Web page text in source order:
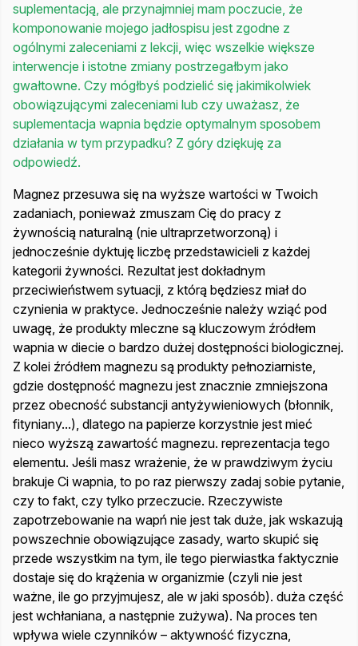
suplementacją, ale przynajmniej mam poczucie, że
komponowanie mojego jadłospisu jest zgodne z
ogólnymi zaleceniami z lekcji, więc wszelkie większe
interwencje i istotne zmiany postrzegałbym jako
gwałtowne. Czy mógłbyś podzielić się jakimikolwiek
obowiązującymi zaleceniami lub czy uważasz, że
suplementacja wapnia będzie optymalnym sposobem
działania w tym przypadku? Z góry dziękuję za
odpowiedź.
Magnez przesuwa się na wyższe wartości w Twoich
zadaniach, ponieważ zmuszam Cię do pracy z
żywnością naturalną (nie ultraprzetworzoną) i
jednocześnie dyktuję liczbę przedstawicieli z każdej
kategorii żywności. Rezultat jest dokładnym
przeciwieństwem sytuacji, z którą będziesz miał do
czynienia w praktyce. Jednocześnie należy wziąć pod
uwagę, że produkty mleczne są kluczowym źródłem
wapnia w diecie o bardzo dużej dostępności biologicznej.
Z kolei źródłem magnezu są produkty pełnoziarniste,
gdzie dostępność magnezu jest znacznie zmniejszona
przez obecność substancji antyżywieniowych (błonnik,
fityniany...), dlatego na papierze korzystnie jest mieć
nieco wyższą zawartość magnezu. reprezentacja tego
elementu. Jeśli masz wrażenie, że w prawdziwym życiu
brakuje Ci wapnia, to po raz pierwszy zadaj sobie pytanie,
czy to fakt, czy tylko przeczucie. Rzeczywiste
zapotrzebowanie na wapń nie jest tak duże, jak wskazują
powszechnie obowiązujące zasady, warto skupić się
przede wszystkim na tym, ile tego pierwiastka faktycznie
dostaje się do krążenia w organizmie (czyli nie jest
ważne, ile go przyjmujesz, ale w jaki sposób). duża część
jest wchłaniana, a następnie zużywa). Na proces ten
wpływa wiele czynników – aktywność fizyczna,